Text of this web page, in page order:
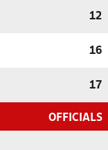
12
16
17
OFFICIALS